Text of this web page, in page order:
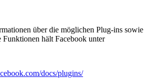
über die möglichen Plug-ins sowie
Funktionen hält Facebook unter
docs/plugins/